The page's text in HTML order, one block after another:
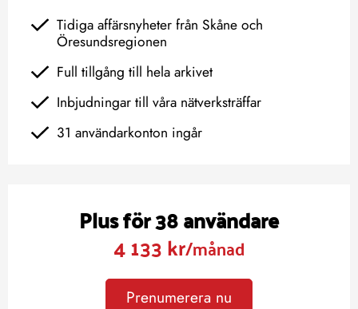
Tidiga affärsnyheter från Skåne och
Öresundsregionen
Full tillgång till hela arkivet
Inbjudningar till våra nätverksträffar
31 användarkonton ingår
Plus för 38 användare
4 133 kr/månad
Prenumerera nu